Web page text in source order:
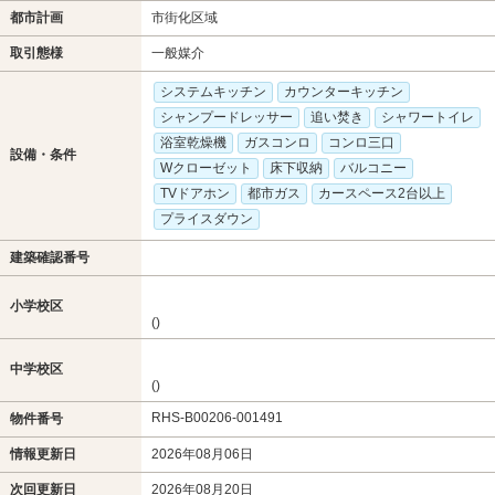
都市計画 市街化区域
取引態様 一般媒介
設備・条件
システムキッチン
カウンターキッチン
シャンプードレッサー
追い焚き
シャワートイレ
浴室乾燥機
ガスコンロ
コンロ三口
Wクローゼット
床下収納
バルコニー
TVドアホン
都市ガス
カースペース2台以上
プライスダウン
建築確認番号
小学校区
()
中学校区
()
物件番号 RHS-B00206-001491
情報更新日 2026年08月06日
次回更新日 2026年08月20日